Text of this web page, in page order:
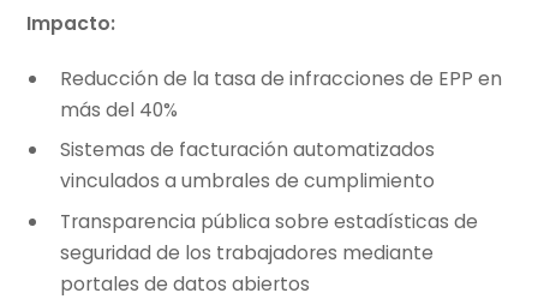
Impacto:
Reducción de la tasa de infracciones de EPP en
más del 40%
Sistemas de facturación automatizados
vinculados a umbrales de cumplimiento
Transparencia pública sobre estadísticas de
seguridad de los trabajadores mediante
portales de datos abiertos